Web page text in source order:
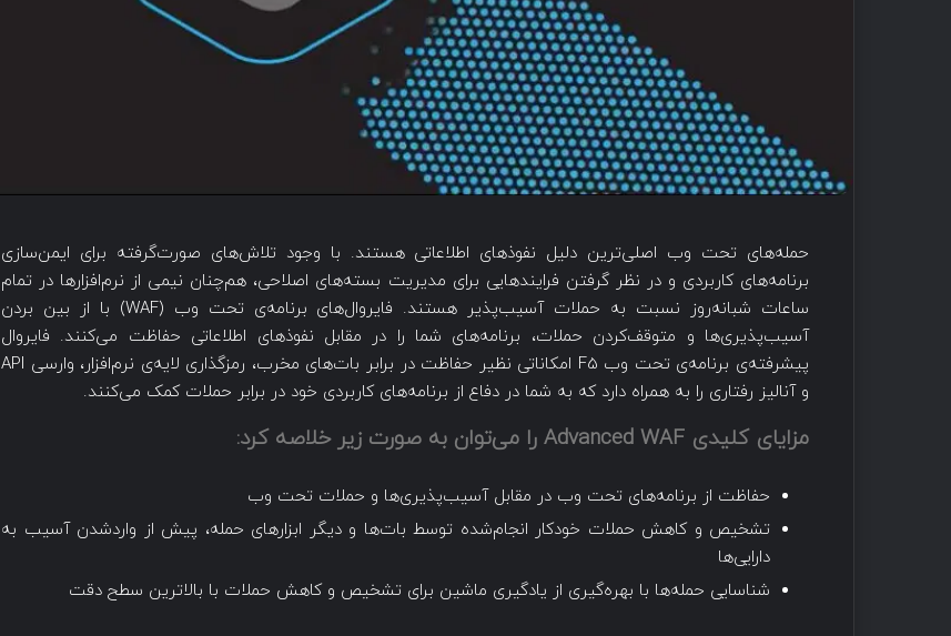
حمله‌های تحت وب اصلی‌ترین دلیل نفوذهای اطلاعاتی هستند. با وجود تلاش‌های صورت‌گرفته برای ایمن‌سازی
برنامه‌های کاربردی و در نظر گرفتن فرایندهایی برای مدیریت بسته‌های اصلاحی، هم‌چنان نیمی از نرم‌افزارها در تمام
ساعات شبانه‌روز نسبت به حملات آسیب‌پذیر هستند. فایروال‌های برنامه‌ی تحت وب (WAF) با از بین بردن
آسیب‌پذیری‌ها و متوقف‌کردن حملات، برنامه‌های شما را در مقابل نفوذهای اطلاعاتی حفاظت می‌کنند. فایروال
پیشرفته‌ی برنامه‌ی تحت وب F5 امکاناتی نظیر حفاظت در برابر بات‌های مخرب، رمزگذاری لایه‌ی نرم‌افزار، وارسی API
و آنالیز رفتاری را به همراه دارد که به شما در دفاع از برنامه‌های کاربردی خود در برابر حملات کمک می‌کنند.
مزایای کلیدی Advanced WAF را می‌توان به صورت زیر خلاصه کرد:
حفاظت از برنامه‌های تحت وب در مقابل آسیب‌پذیری‌ها و حملات تحت وب
تشخیص و کاهش حملات خودکار انجام‌شده توسط بات‌ها و دیگر ابزارهای حمله، پیش از واردشدن آسیب به
دارایی‌ها
شناسایی حمله‌ها با بهره‌گیری از یادگیری ماشین برای تشخیص و کاهش حملات با بالاترین سطح دقت